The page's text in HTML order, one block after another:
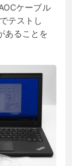
ケーブル
テストし
あることを